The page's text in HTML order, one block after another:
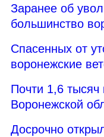
Заранее об
большинство
Спасенных от
воронежские
Почти 1,6 тысяч
Воронежской
Досрочно